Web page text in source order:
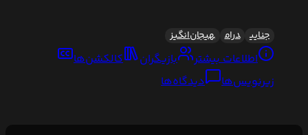
جنایی درام هیجان‌انگیز
اطلاعات بیشتر بازیگران
کالکشن‌ها
زیرنویس‌ها
دیدگاه‌ها